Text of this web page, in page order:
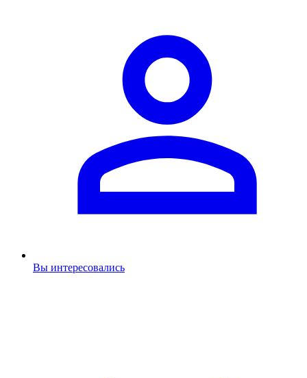
Вы интересовались